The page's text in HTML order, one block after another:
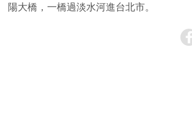
陽大橋，一橋過淡水河進台北市。